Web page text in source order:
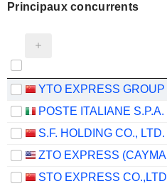
Principaux concurrents
POSTE ITALIANE S.P.A.
S.F. HOLDING CO., LTD.
STO EXPRESS CO.,LTD